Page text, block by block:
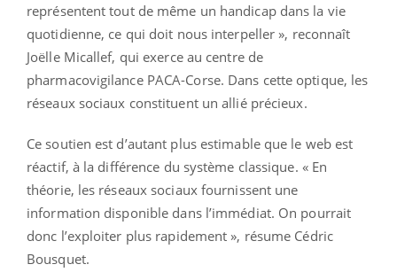
représentent tout de même un handicap dans la vie
quotidienne, ce qui doit nous interpeller », reconnaît
Joëlle Micallef, qui exerce au centre de
pharmacovigilance PACA-Corse. Dans cette optique, les
réseaux sociaux constituent un allié précieux.
Ce soutien est d’autant plus estimable que le web est
réactif, à la différence du système classique. « En
théorie, les réseaux sociaux fournissent une
information disponible dans l’immédiat. On pourrait
donc l’exploiter plus rapidement », résume Cédric
Bousquet.